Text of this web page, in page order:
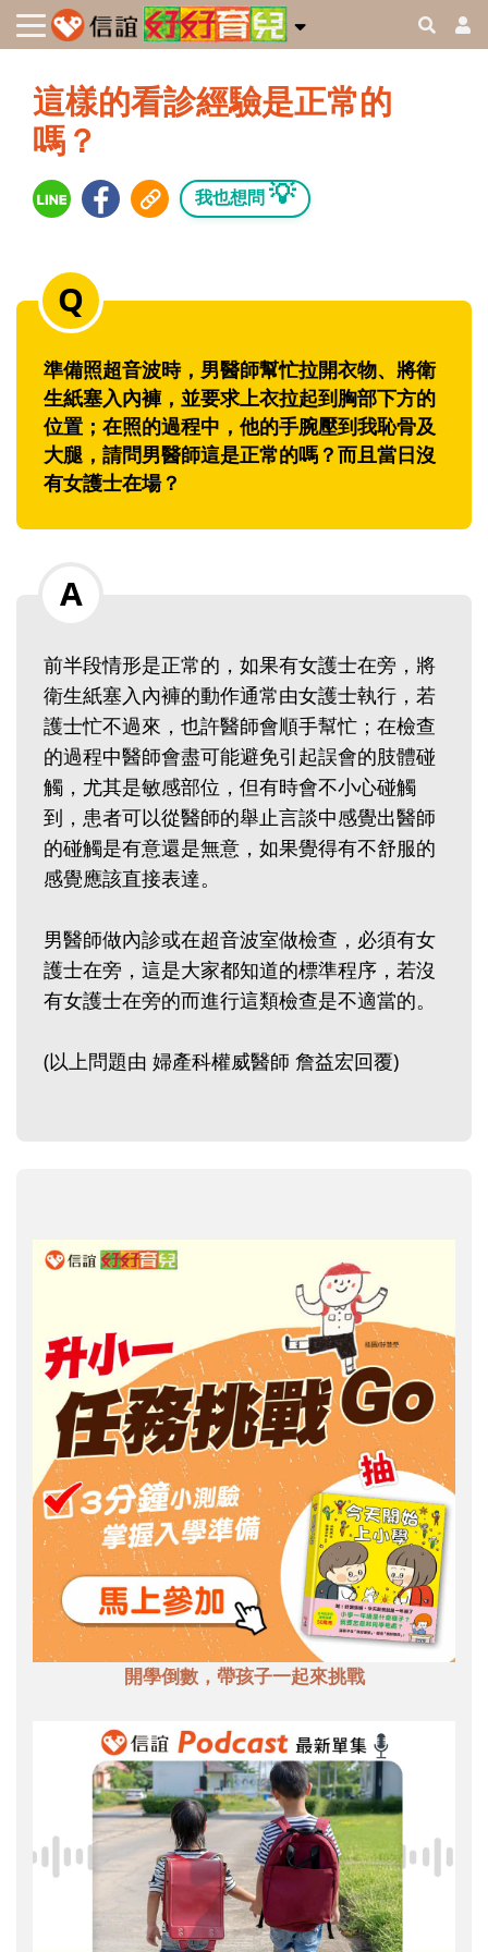
這樣的看診經驗是正常的
嗎？
我也想問 💡
準備照超音波時，男醫師幫忙拉開衣物、將衛
生紙塞入內褲，並要求上衣拉起到胸部下方的
位置；在照的過程中，他的手腕壓到我恥骨及
大腿，請問男醫師這是正常的嗎？而且當日沒
有女護士在場？
前半段情形是正常的，如果有女護士在旁，將
衛生紙塞入內褲的動作通常由女護士執行，若
護士忙不過來，也許醫師會順手幫忙；在檢查
的過程中醫師會盡可能避免引起誤會的肢體碰
觸，尤其是敏感部位，但有時會不小心碰觸
到，患者可以從醫師的舉止言談中感覺出醫師
的碰觸是有意還是無意，如果覺得有不舒服的
感覺應該直接表達。
男醫師做內診或在超音波室做檢查，必須有女
護士在旁，這是大家都知道的標準程序，若沒
有女護士在旁的而進行這類檢查是不適當的。
(以上問題由 婦產科權威醫師 詹益宏回覆)
開學倒數，帶孩子一起來挑戰